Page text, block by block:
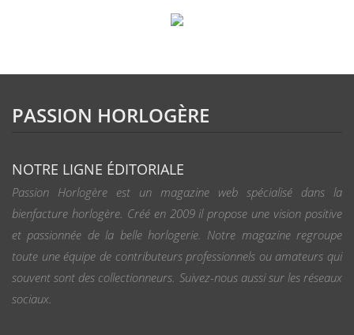
PASSION HORLOGÈRE
NOTRE LIGNE ÉDITORIALE
Passion Horlogère est un magazine web spécialisé dans la
bienfacture horlogère. Créé en 2009 il propose une vision positive
et passionnée de la belle horlogerie. Notre magazine regroupe
toute une équipe de contributeurs professionnels ou amateurs qui
souvent sont des collectionneurs. Suivez-nous aussi sur les réseaux
sociaux.